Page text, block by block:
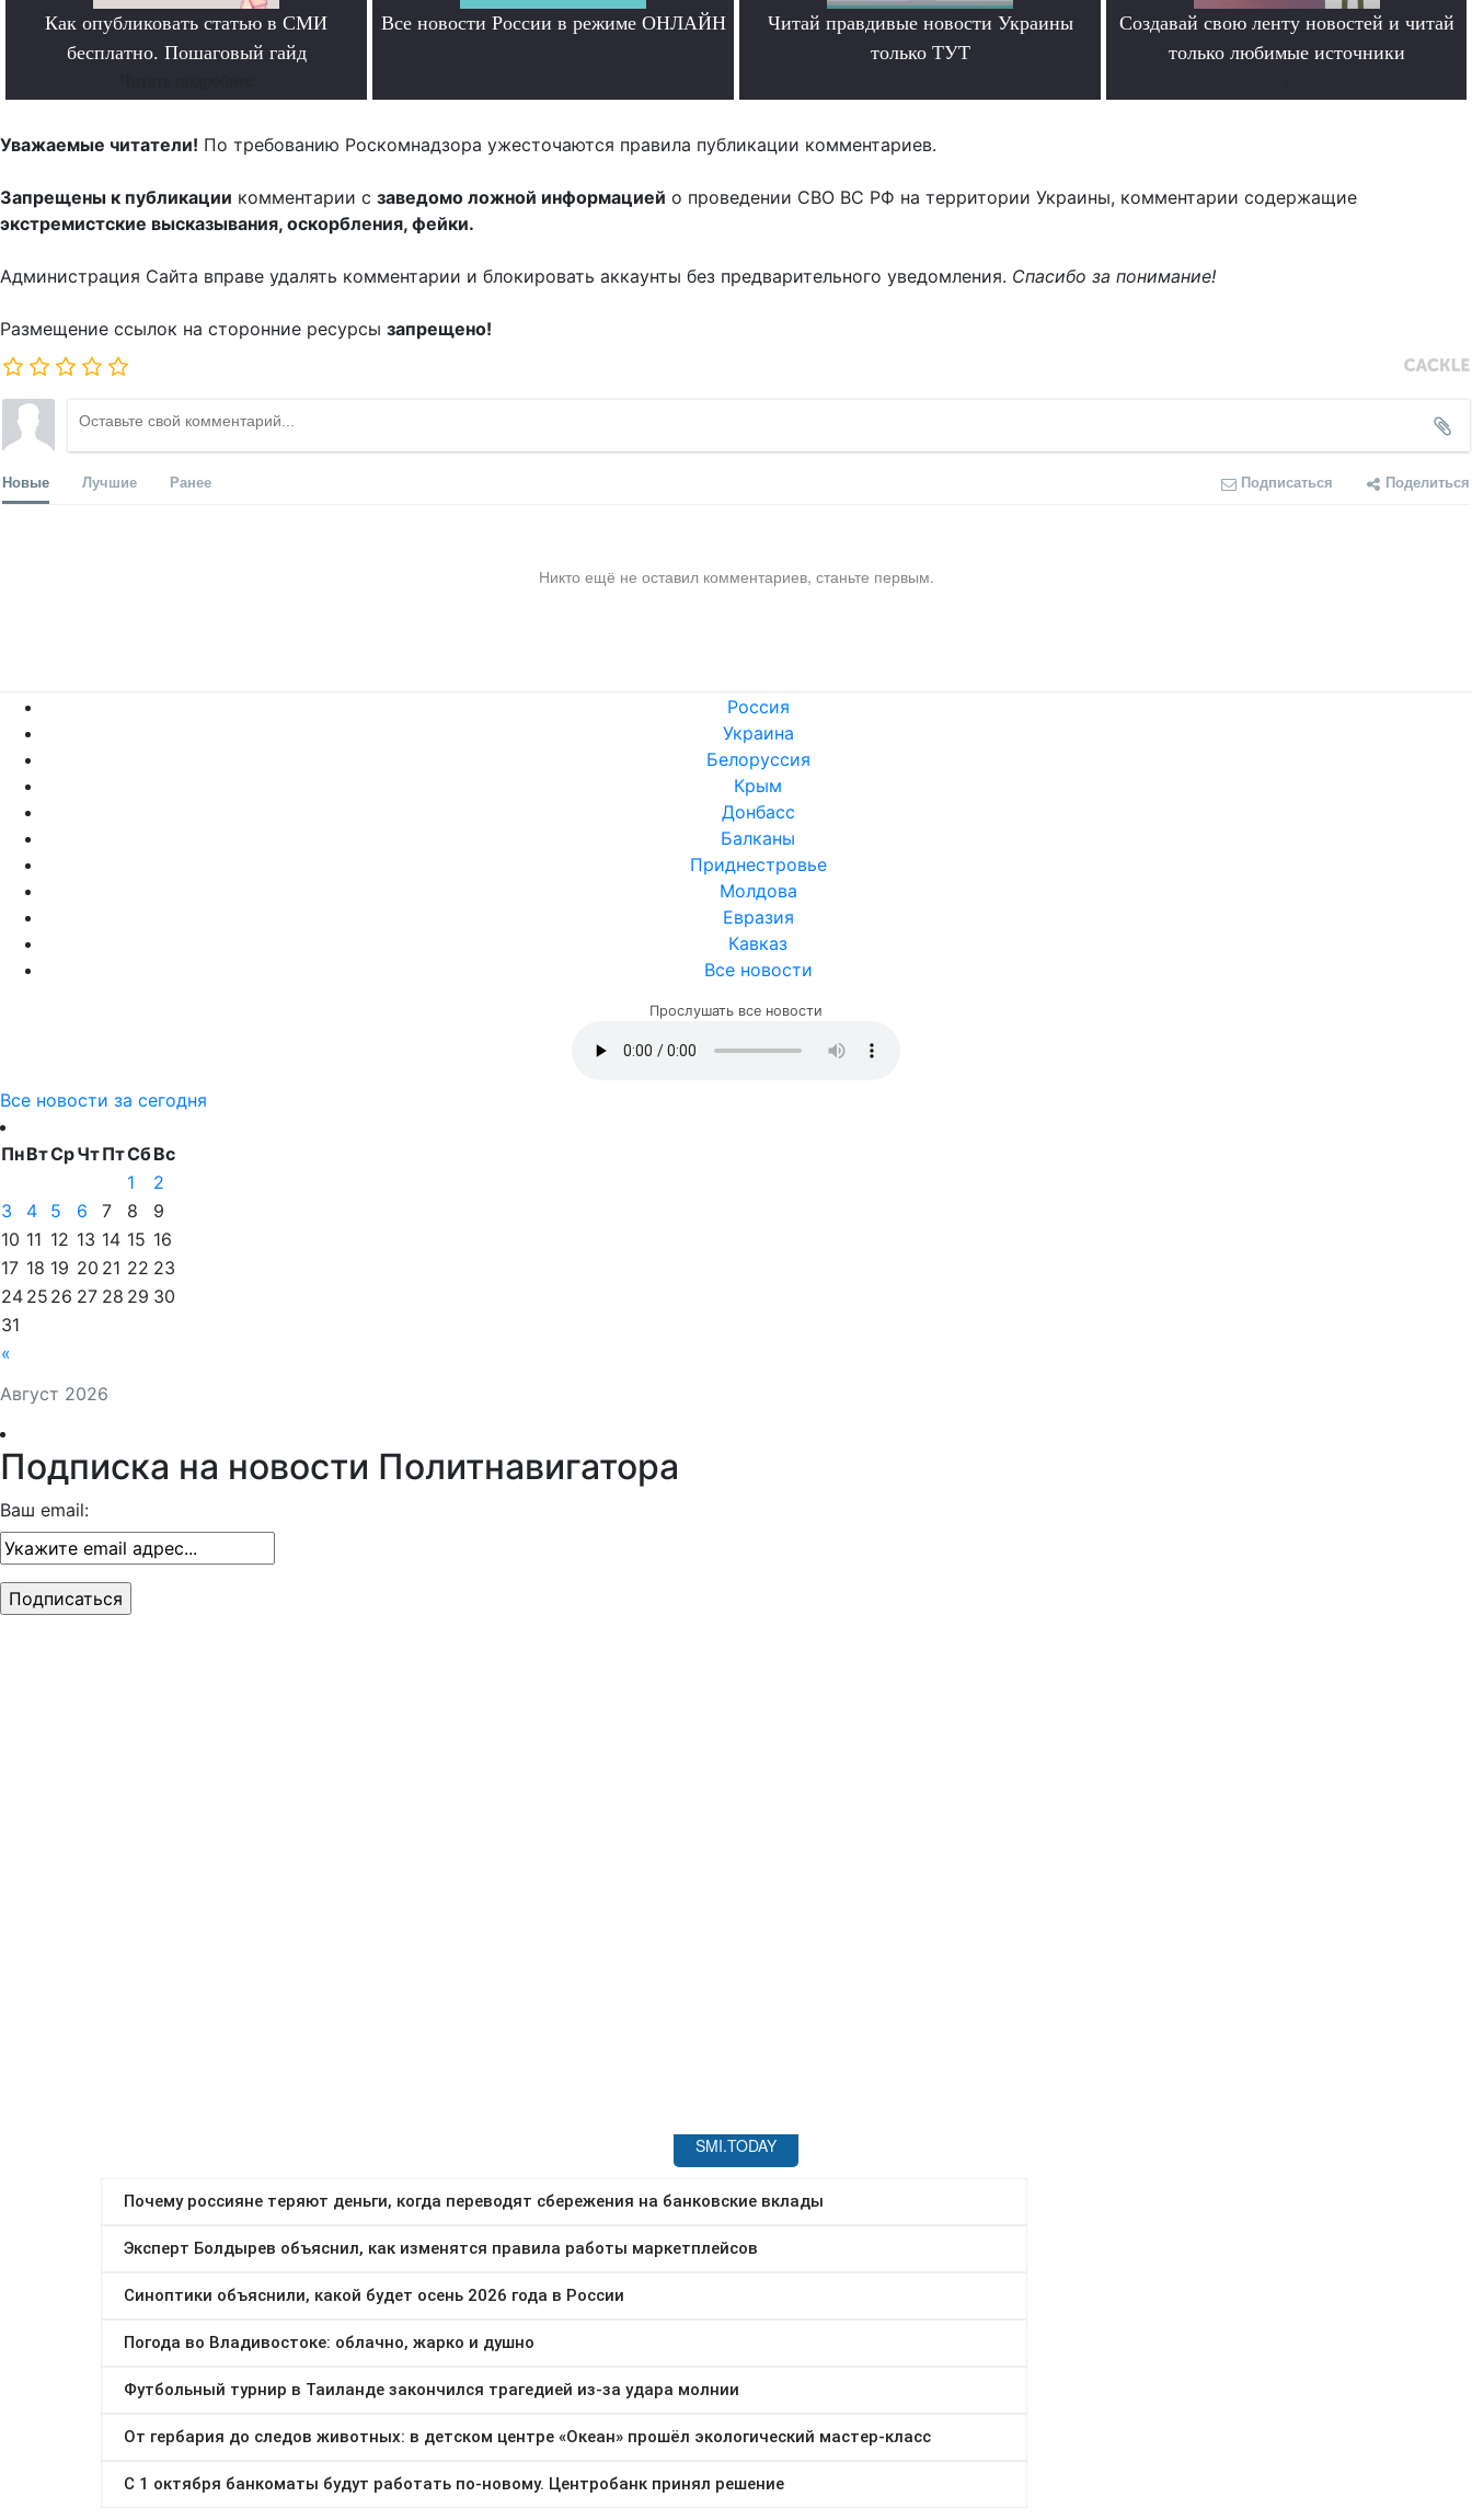
Как опубликовать статью в СМИ
бесплатно. Пошаговый гайд
Все новости России в режиме ОНЛАЙН
Читай правдивые новости Украины
только ТУТ
Создавай свою ленту новостей и читай
только любимые источники
Уважаемые читатели! По требованию Роскомнадзора ужесточаются правила публикации комментариев.
Запрещены к публикации комментарии с заведомо ложной информацией о проведении СВО ВС РФ на территории Украины, комментарии содержащие
экстремистские высказывания, оскорбления, фейки.
Администрация Сайта вправе удалять комментарии и блокировать аккаунты без предварительного уведомления. Спасибо за понимание!
Размещение ссылок на сторонние ресурсы запрещено!
Новые Лучшие Ранее Подписаться Поделиться
Никто ещё не оставил комментариев, станьте первым.
Россия
Украина
Белоруссия
Крым
Донбасс
Балканы
Приднестровье
Молдова
Евразия
Кавказ
Все новости
Прослушать все новости
Все новости за сегодня
Август 2026
ПнВтСрЧтПтСбВс
«
1
2
3
4 5 6 7 8
9
10 11 12 13 14 15 16
17 18 19 20 21 22 23
24 25 26 27 28 29 30
31
Подписка на новости Политнавигатора
Ваш email: